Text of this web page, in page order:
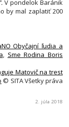
V pondelok Baránik
by mal zaplatiť 200
Obyčajní ľudia a
, Sme Rodina Boris
Matovič na trest
© SITA Všetky práva
2. júla 2018